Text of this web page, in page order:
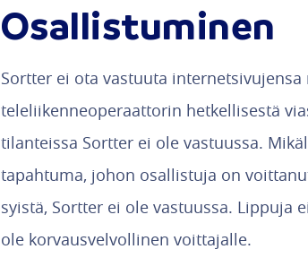
Osallistuminen
Sortter ei ota vastuuta
teleliikenneoperaattorin hetkellisestä
tilanteissa Sortter ei ole vastuussa.
tapahtuma, johon osallistuja on
syistä, Sortter ei ole vastuussa. Lippuja
ole korvausvelvollinen voittajalle.